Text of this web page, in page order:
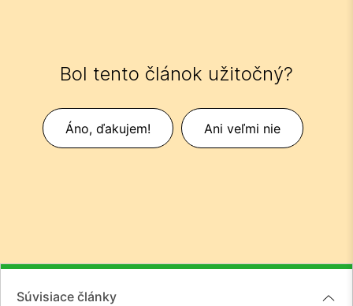
Bol tento článok užitočný?
Áno, ďakujem! Ani veľmi nie
Súvisiace články